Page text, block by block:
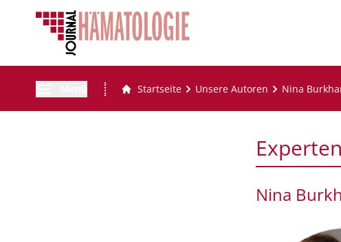
Startseite Unsere Autoren Nina
Experten
Nina